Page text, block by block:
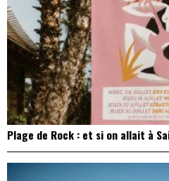
Plage de Rock : et si on allait à